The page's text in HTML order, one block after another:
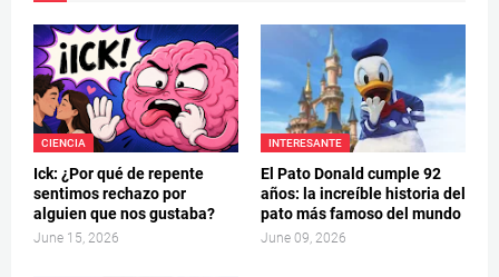
CIENCIA
Ick: ¿Por qué de repente
sentimos rechazo por
alguien que nos gustaba?
June 15, 2026
INTERESANTE
El Pato Donald cumple 92
años: la increíble historia del
pato más famoso del mundo
June 09, 2026